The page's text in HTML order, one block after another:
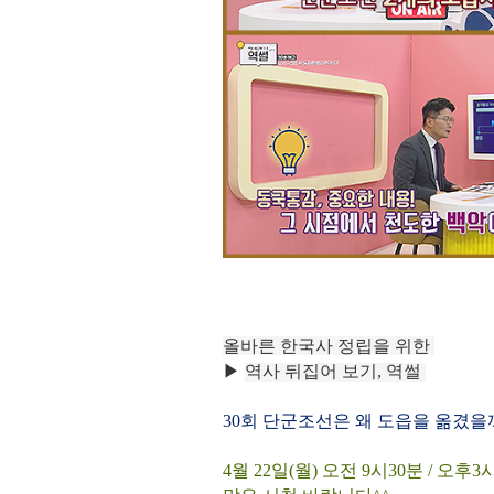
올바른 한국사 정립을 위한
▶ 역사 뒤집어 보기, 역썰
30회 단군조선은 왜 도읍을 옮겼을
4월 22일(월) 오전 9시30분 / 오후3